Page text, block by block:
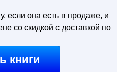
если она есть в продаже, и
со скидкой с доставкой по
книги